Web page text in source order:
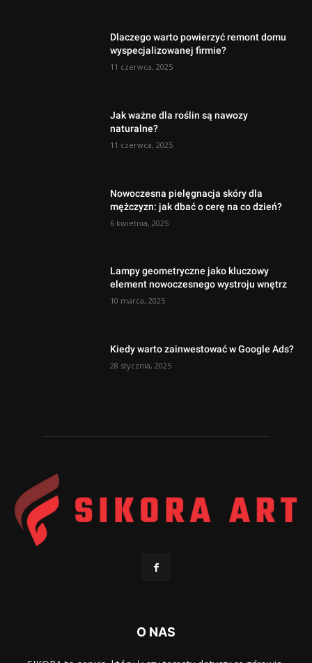
Dlaczego warto powierzyć remont domu
wyspecjalizowanej firmie?
11 czerwca, 2025
Jak ważne dla roślin są nawozy
naturalne?
11 czerwca, 2025
Nowoczesna pielęgnacja skóry dla
mężczyzn: jak dbać o cerę na co dzień?
6 kwietnia, 2025
Lampy geometryczne jako kluczowy
element nowoczesnego wystroju wnętrz
10 marca, 2025
Kiedy warto zainwestować w Google Ads?
28 stycznia, 2025
O NAS